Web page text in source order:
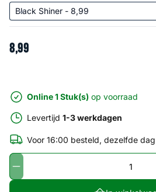
8,99
Online 1 Stuk(s) op voorraad
Levertijd 1-3 werkdagen
Voor 16:00 besteld, dezelfde